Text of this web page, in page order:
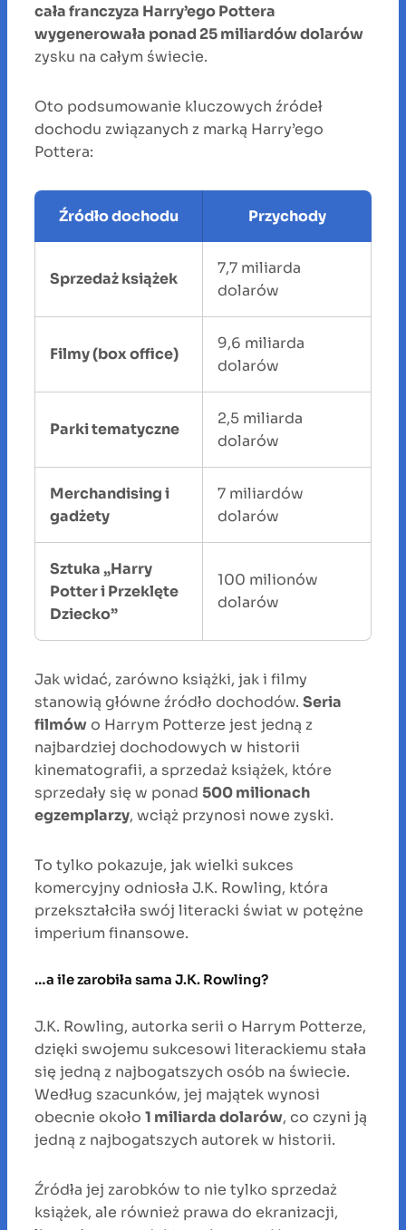
cała franczyza Harry’ego Pottera
wygenerowała ponad 25 miliardów dolarów
zysku na całym świecie.
Oto podsumowanie kluczowych źródeł
dochodu związanych z marką Harry’ego
Pottera:
Źródło dochodu Przychody
Sprzedaż książek
7,7 miliarda
dolarów
Filmy (box office)
9,6 miliarda
dolarów
Parki tematyczne
2,5 miliarda
dolarów
Merchandising i
gadżety
7 miliardów
dolarów
Sztuka „Harry
Potter i Przeklęte
Dziecko”
100 milionów
dolarów
Jak widać, zarówno książki, jak i filmy
stanowią główne źródło dochodów. Seria
filmówo Harrym Potterze jest jedną z
najbardziej dochodowych w historii
kinematografii, a sprzedaż książek, które
sprzedały się w ponad 500 milionach
egzemplarzy, wciąż przynosi nowe zyski.
To tylko pokazuje, jak wielki sukces
komercyjny odniosła J.K. Rowling, która
przekształciła swój literacki świat w potężne
imperium finansowe.
…a ile zarobiła sama J.K. Rowling?
J.K. Rowling, autorka serii o Harrym Potterze,
dzięki swojemu sukcesowi literackiemu stała
się jedną z najbogatszych osób na świecie.
Według szacunków, jej majątek wynosi
obecnie około 1 miliarda dolarów, co czyni ją
jedną z najbogatszych autorek w historii.
Źródła jej zarobków to nie tylko sprzedaż
książek, ale również prawa do ekranizacji,